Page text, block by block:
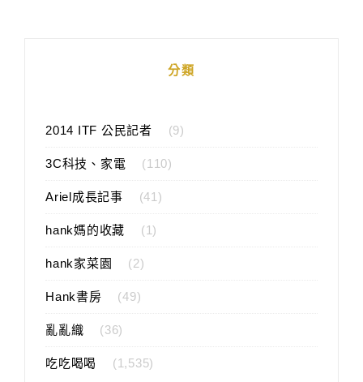
分類
2014 ITF 公民記者 (9)
3C科技、家電 (110)
Ariel成長記事 (41)
hank媽的收藏 (1)
hank家菜園 (2)
Hank書房 (49)
亂亂織 (36)
吃吃喝喝 (1,535)